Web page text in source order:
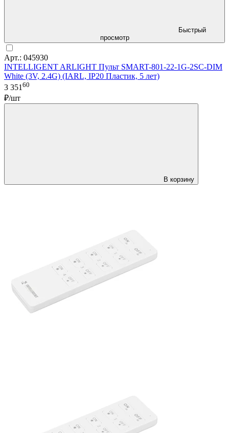
Быстрый
просмотр
Арт.: 045930
INTELLIGENT ARLIGHT Пульт SMART-801-22-1G-2SC-DIM
White (3V, 2.4G) (IARL, IP20 Пластик, 5 лет)
3 351 60
₽/шт
В корзину